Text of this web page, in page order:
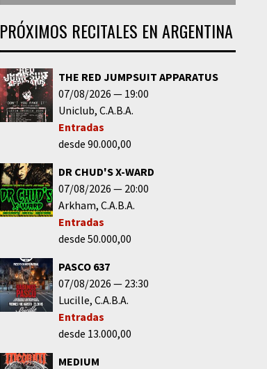
PRÓXIMOS RECITALES EN ARGENTINA
THE RED JUMPSUIT APPARATUS
07/08/2026
19:00
Uniclub C.A.B.A.
Entradas
desde 90.000,00
DR CHUD'S X-WARD
07/08/2026
20:00
Arkham C.A.B.A.
Entradas
desde 50.000,00
PASCO 637
07/08/2026
23:30
Lucille C.A.B.A.
Entradas
desde 13.000,00
MEDIUM